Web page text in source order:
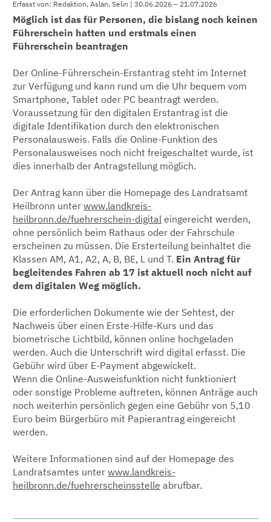
Erfasst von: Redaktion, Aslan, Selin | 30.06.2026 – 21.07.2026
Möglich ist das für Personen, die bislang noch keinen
Führerschein hatten und erstmals einen
Führerschein beantragen
Der Online-Führerschein-Erstantrag steht im Internet
zur Verfügung und kann rund um die Uhr bequem vom
Smartphone, Tablet oder PC beantragt werden.
Voraussetzung für den digitalen Erstantrag ist die
digitale Identifikation durch den elektronischen
Personalausweis. Falls die Online-Funktion des
Personalausweises noch nicht freigeschaltet wurde, ist
dies innerhalb der Antragstellung möglich.
Der Antrag kann über die Homepage des Landratsamt
Heilbronn unter www.landkreis-
heilbronn.de/fuehrerschein-digital eingereicht werden,
ohne persönlich beim Rathaus oder der Fahrschule
erscheinen zu müssen. Die Ersterteilung beinhaltet die
Klassen AM, A1, A2, A, B, BE, L und T. Ein Antrag für
begleitendes Fahren ab 17 ist aktuell noch nicht auf
dem digitalen Weg möglich.
Die erforderlichen Dokumente wie der Sehtest, der
Nachweis über einen Erste-Hilfe-Kurs und das
biometrische Lichtbild, können online hochgeladen
werden. Auch die Unterschrift wird digital erfasst. Die
Gebühr wird über E-Payment abgewickelt.
Wenn die Online-Ausweisfunktion nicht funktioniert
oder sonstige Probleme auftreten, können Anträge auch
noch weiterhin persönlich gegen eine Gebühr von 5,10
Euro beim Bürgerbüro mit Papierantrag eingereicht
werden.
Weitere Informationen sind auf der Homepage des
Landratsamtes unter www.landkreis-
heilbronn.de/fuehrerscheinsstelle abrufbar.